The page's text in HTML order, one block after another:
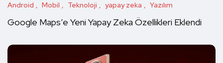
Android Mobil Teknoloji yapay zeka Yazılım
Google Maps’e Yeni Yapay Zeka Özellikleri Eklendi